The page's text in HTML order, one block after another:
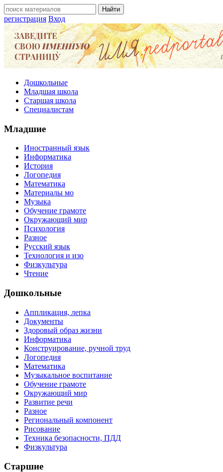
регистрация Вход
Дошкольные
Младшая школа
Старшая школа
Специалистам
Младшие
Иностранный язык
Информатика
История
Логопедия
Математика
Материалы мо
Музыка
Обучение грамоте
Окружающий мир
Психология
Разное
Русский язык
Технология и изо
Физкультура
Чтение
Дошкольные
Аппликация, лепка
Документы
Здоровый образ жизни
Информатика
Конструирование, ручной труд
Логопедия
Математика
Музыкальное воспитание
Обучение грамоте
Окружающий мир
Развитие речи
Разное
Региональный компонент
Рисование
Техника безопасности, ПДД
Физкультура
Старшие